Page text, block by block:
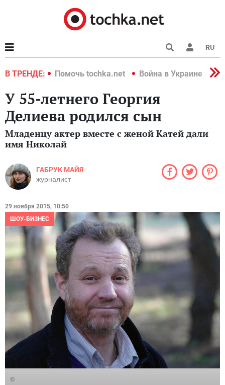
RU
В ТРЕНДЕ:
2022 Помочь tochka.net Война в Украине 2022
У 55-летнего Георгия
Делиева родился сын
Младенцу актер вместе с женой Катей дали
имя Николай
ГАБРУК МАЙЯ
журналист
29 ноября 2015, 10:50
ШОУ-БИЗНЕС
©